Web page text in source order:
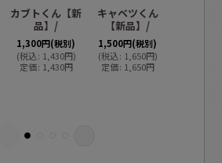
カブトくん【新
品】/
1,300円(税別)
(税込: 1,430円)
定価: 1,430円
キャベツくん
【新品】/
1,500円(税別)
(税込: 1,650円)
定価: 1,650円